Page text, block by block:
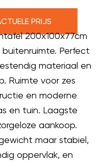
PRIJS
200x100x77cm
Perfect
materiaal en
Ruimte voor zes
en moderne
en tuin. Laagste
aankoop.
maar stabiel,
oppervlak, en